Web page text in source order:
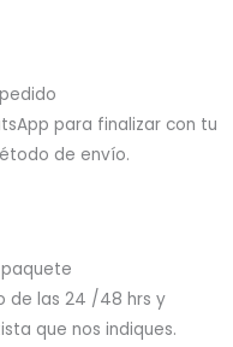
para finalizar con tu
de envío.
de las 24 /48 hrs y
que nos indiques.